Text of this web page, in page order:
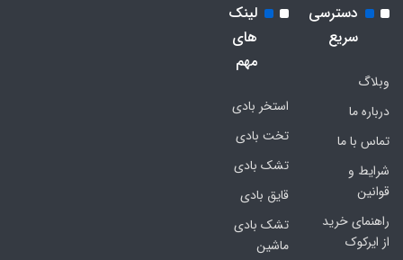
دسترسی
سریع
وبلاگ
درباره ما
تماس با ما
شرایط و
قوانین
راهنمای خرید
از ایرکوک
لینک
های
مهم
استخر بادی
تخت بادی
تشک بادی
قایق بادی
تشک بادی
ماشین